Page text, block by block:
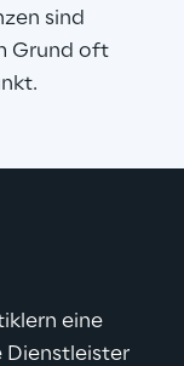
sind
Grund oft
eine
Dienstleister